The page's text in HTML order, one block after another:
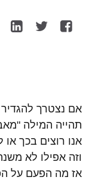
תהייה המילה
אנו רוצים בכך
וזה אפילו לא
אז מה הפעם על